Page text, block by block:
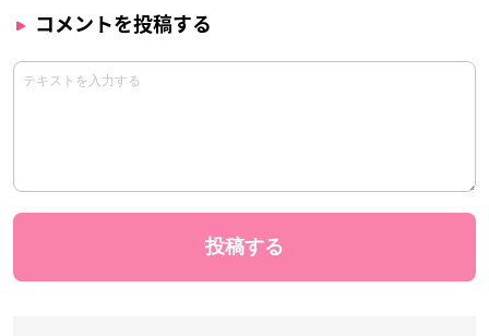
コメントを投稿する